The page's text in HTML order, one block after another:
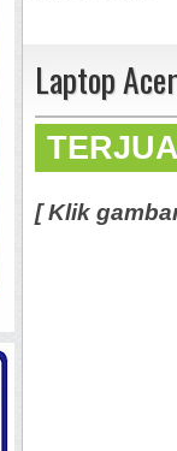
Laptop
[ Klik